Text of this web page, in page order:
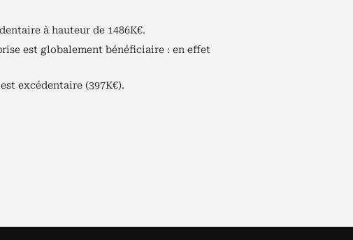
à hauteur de 1486K€.
est globalement bénéficiaire : en effet
excédentaire (397K€).